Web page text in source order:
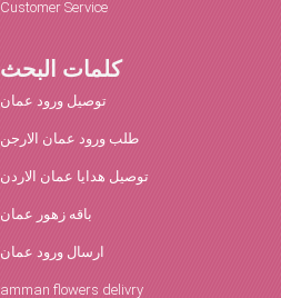
Customer Service
كلمات البحث
توصيل ورود عمان
طلب ورود عمان الارجن
توصيل هدايا عمان الاردن
باقه زهور عمان
ارسال ورود عمان
amman flowers delivry